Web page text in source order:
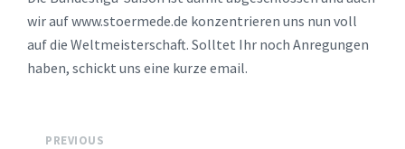
wir auf www.stoermede.de konzentrieren uns nun voll
auf die Weltmeisterschaft. Solltet Ihr noch Anregungen
haben, schickt uns eine kurze email.
PREVIOUS